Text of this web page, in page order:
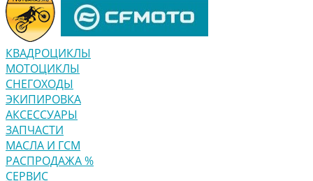
КВАДРОЦИКЛЫ
МОТОЦИКЛЫ
СНЕГОХОДЫ
ЭКИПИРОВКА
АКСЕССУАРЫ
ЗАПЧАСТИ
МАСЛА И ГСМ
РАСПРОДАЖА %
СЕРВИС